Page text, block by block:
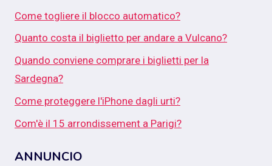
Come togliere il blocco automatico?
Quanto costa il biglietto per andare a Vulcano?
Quando conviene comprare i biglietti per la
Sardegna?
Come proteggere l'iPhone dagli urti?
Com'è il 15 arrondissement a Parigi?
ANNUNCIO